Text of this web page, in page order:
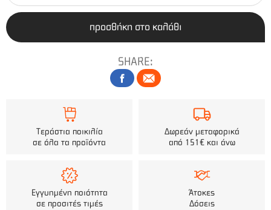
προσθήκη στο καλάθι
SHARE:
Τεράστια ποικιλία
σε όλα τα προϊόντα
Δωρεάν μεταφορικά
από 151€ και άνω
Εγγυημένη ποιότητα
σε προσιτές τιμές
Άτοκες
Δόσεις